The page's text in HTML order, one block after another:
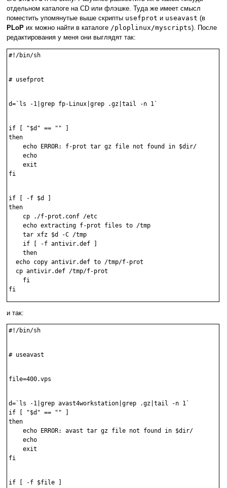
отдельном каталоге на CD или флэшке. Туда же имеет смысл
поместить упомянутые выше скрипты usefprot и useavast (в
PLoP их можно найти в каталоге /ploplinux/myscripts). После
редактирования у меня они выглядят так:
#!/bin/sh
# usefprot
d=`ls -1|grep fp-Linux|grep .gz|tail -n 1`
if [ "$d" == "" ]
then
    echo ERROR: f-prot tar gz file not found in $dir/
    echo
    exit
fi
if [ -f $d ]
then
    cp ./f-prot.conf /etc
    echo extracting f-prot files to /tmp
    tar xfz $d -C /tmp
    if [ -f antivir.def ]
    then
  echo copy antivir.def to /tmp/f-prot
  cp antivir.def /tmp/f-prot
    fi
и так:
#!/bin/sh
# useavast
file=400.vps
d=`ls -1|grep avast4workstation|grep .gz|tail -n 1`
if [ "$d" == "" ]
then
    echo ERROR: avast tar gz file not found in $dir/
    echo
    exit
fi
if [ -f $file ]